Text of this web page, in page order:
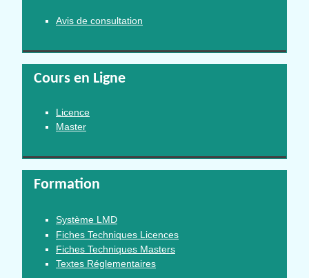
Avis de consultation
Cours en Ligne
Licence
Master
Formation
Système LMD
Fiches Techniques Licences
Fiches Techniques Masters
Textes Réglementaires